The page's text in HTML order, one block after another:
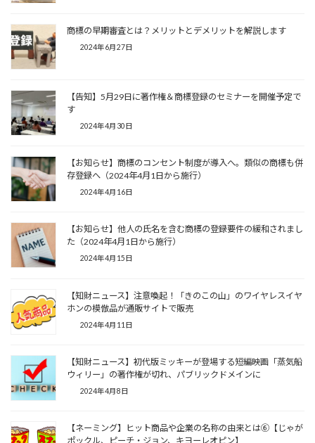
商標の早期審査とは？メリットとデメリットを解説します
2024年6月27日
【告知】5月29日に著作権＆商標登録のセミナーを開催予定で
す
2024年4月30日
【お知らせ】商標のコンセント制度が導入へ。類似の商標も併
存登録へ（2024年4月1日から施行）
2024年4月16日
【お知らせ】他人の氏名を含む商標の登録要件の緩和されまし
た（2024年4月1日から施行）
2024年4月15日
【知財ニュース】注意喚起！「きのこの山」のワイヤレスイヤ
ホンの模倣品が通販サイトで販売
2024年4月11日
【知財ニュース】初代版ミッキーが登場する短編映画「蒸気船
ウィリー」の著作権が切れ、パブリックドメインに
2024年4月8日
【ネーミング】ヒット商品や企業の名称の由来とは⑥【じゃが
ポックル、ピーチ・ジョン、キヨーレオピン】